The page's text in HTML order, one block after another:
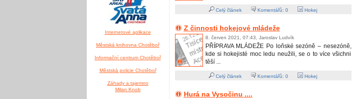
Internetové aplikace
Městská knihovna Chotěboř
Informační centrum Chotěboř
Městská policie Chotěboř
Záhady a tajemno
Milan Knob
Celý článek Komentářů: 0 Hokej
Z činnosti hokejové mládeže
8. červen 2021, 07:43, Jaroslav Ludvík
PŘÍPRAVA MLÁDEŽE Po loňské sezóně – nesezóně,
kde si hokejisté moc ledu neužili, se o to více všichni
těší ...
Celý článek Komentářů: 0 Hokej
Hurá na Vysočinu ....